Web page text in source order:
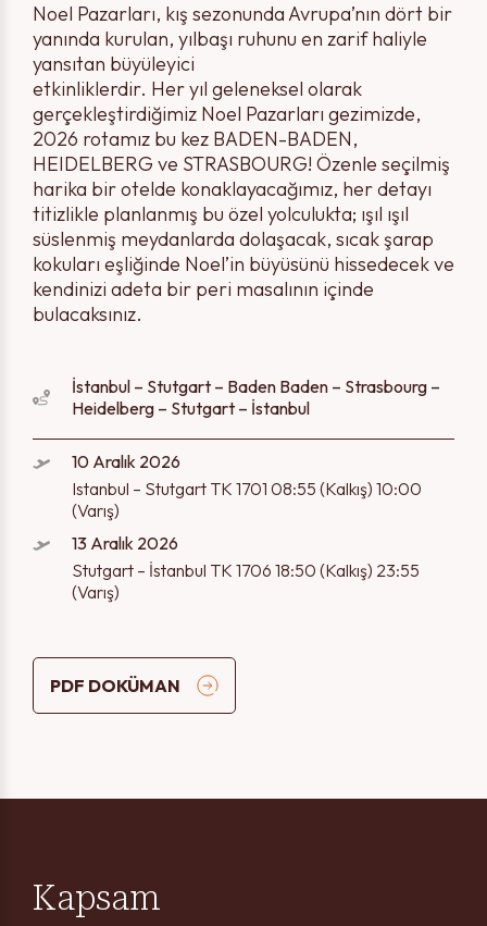
Noel Pazarları, kış sezonunda Avrupa’nın dört bir
yanında kurulan, yılbaşı ruhunu en zarif haliyle
yansıtan büyüleyici
etkinliklerdir. Her yıl geleneksel olarak
gerçekleştirdiğimiz Noel Pazarları gezimizde,
2026 rotamız bu kez BADEN-BADEN,
HEIDELBERG ve STRASBOURG! Özenle seçilmiş
harika bir otelde konaklayacağımız, her detayı
titizlikle planlanmış bu özel yolculukta; ışıl ışıl
süslenmiş meydanlarda dolaşacak, sıcak şarap
kokuları eşliğinde Noel’in büyüsünü hissedecek ve
kendinizi adeta bir peri masalının içinde
bulacaksınız.
İstanbul – Stutgart – Baden Baden – Strasbourg –
Heidelberg – Stutgart – İstanbul
10 Aralık 2026
Istanbul – Stutgart TK 1701 08:55 (Kalkış) 10:00
(Varış)
13 Aralık 2026
Stutgart – İstanbul TK 1706 18:50 (Kalkış) 23:55
(Varış)
PDF DOKÜMAN
Kapsam